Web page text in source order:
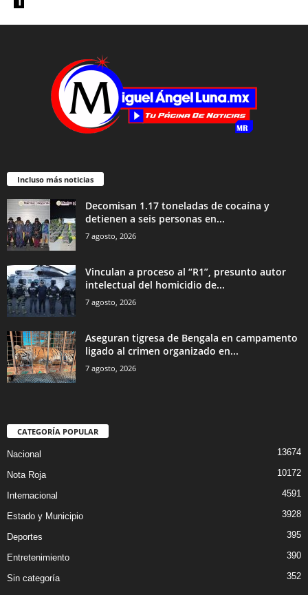
Incluso más noticias
Decomisan 1.17 toneladas de cocaína y
detienen a seis personas en...
7 agosto, 2026
Vinculan a proceso al “R1”, presunto autor
intelectual del homicidio de...
7 agosto, 2026
Aseguran tigresa de Bengala en campamento
ligado al crimen organizado en...
7 agosto, 2026
CATEGORÍA POPULAR
Nacional 13674
Nota Roja 10172
Internacional 4591
Estado y Municipio 3928
Deportes 395
Entretenimiento 390
Sin categoría 352